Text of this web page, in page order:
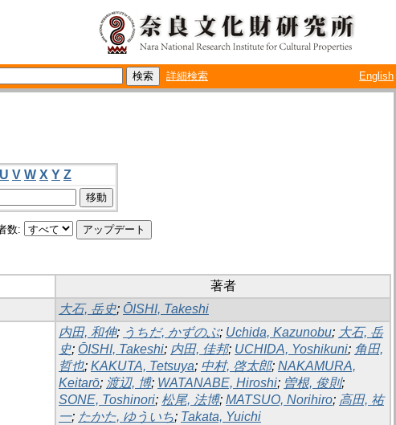
詳細検索 English
U V W X Y Z
数:
著者
大石, 岳史; ŌISHI, Takeshi
内田, 和伸; うちだ, かずのぶ; Uchida, Kazunobu; 大石, 岳
史; ŌISHI, Takeshi; 内田, 佳邦; UCHIDA, Yoshikuni; 角田,
哲也; KAKUTA, Tetsuya; 中村, 啓太郎; NAKAMURA,
Keitarō; 渡辺, 博; WATANABE, Hiroshi; 曽根, 俊則;
SONE, Toshinori; 松尾, 法博; MATSUO, Norihiro; 高田, 祐
一; たかた, ゆういち; Takata, Yuichi